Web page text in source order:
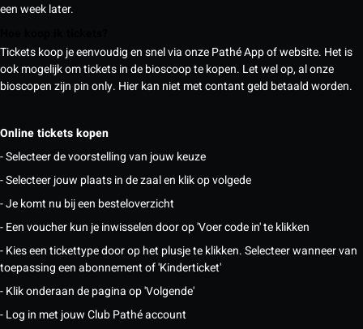
een week later.
Tickets koop je eenvoudig en snel via onze Pathé App of website. Het is
ook mogelijk om tickets in de bioscoop te kopen. Let wel op, al onze
bioscopen zijn pin only. Hier kan niet met contant geld betaald worden.
Online tickets kopen
- Selecteer de voorstelling van jouw keuze
- Selecteer jouw plaats in de zaal en klik op volgede
- Je komt nu bij een besteloverzicht
- Een voucher kun je inwisselen door op 'Voer code in' te klikken
- Kies een tickettype door op het plusje te klikken. Selecteer wanneer van
toepassing een abonnement of 'Kinderticket'
- Klik onderaan de pagina op 'Volgende'
- Log in met jouw Club Pathé account